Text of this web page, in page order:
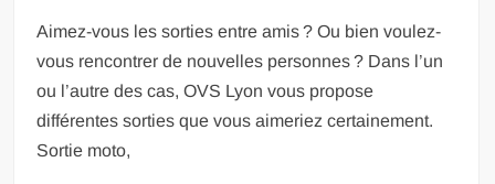
Aimez-vous les sorties entre amis ? Ou bien voulez-
vous rencontrer de nouvelles personnes ? Dans l’un
ou l’autre des cas, OVS Lyon vous propose
différentes sorties que vous aimeriez certainement.
Sortie moto,